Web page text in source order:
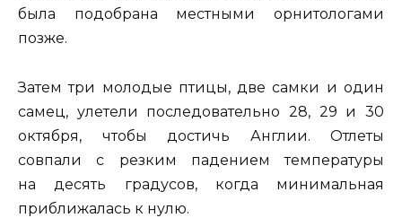
была подобрана местными орнитологами
позже.
Затем три молодые птицы, две самки и один
самец, улетели последовательно 28, 29 и 30
октября, чтобы достичь Англии. Отлеты
совпали с резким падением температуры
на десять градусов, когда минимальная
приближалась к нулю.